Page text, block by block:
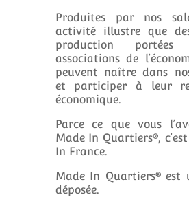
Produites par nos
activité illustre que
production
associations de
peuvent naître dans
et participer à leur
économique.
Parce ce que vous
Made In Quartiers®,
In France.
Made In Quartiers®est
déposée.